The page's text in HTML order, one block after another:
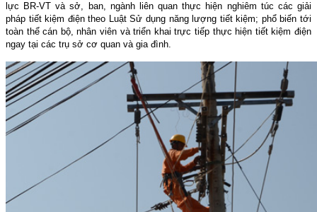
lực BR-VT và sở, ban, ngành liên quan thực hiện nghiêm túc các giải
pháp tiết kiệm điện theo Luật Sử dụng năng lượng tiết kiệm; phổ biến tới
toàn thể cán bộ, nhân viên và triển khai trực tiếp thực hiện tiết kiệm điện
ngay tại các trụ sở cơ quan và gia đình.